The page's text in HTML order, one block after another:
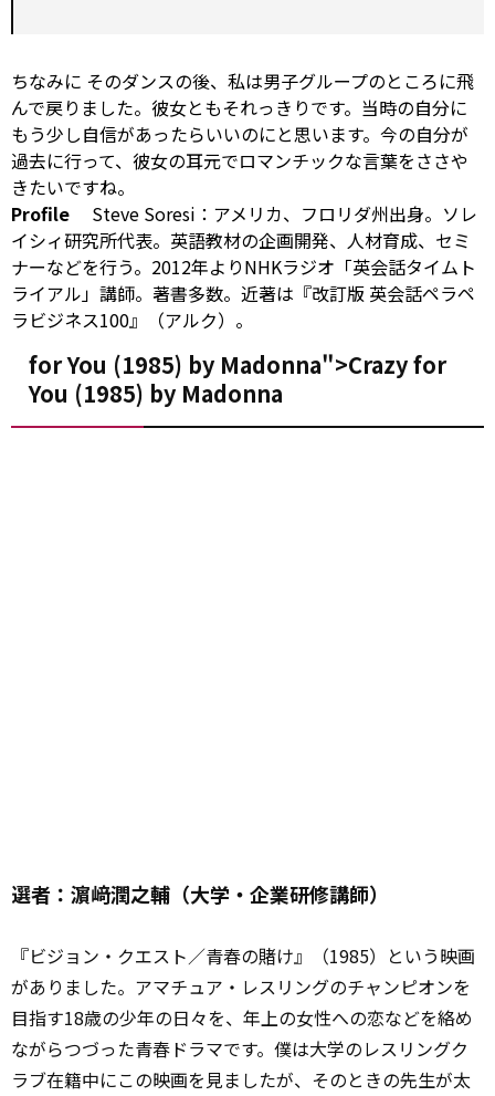
ちなみに そのダンスの後、私は男子グループのところに飛
んで戻りました。彼女ともそれっきりです。当時の自分に
もう少し自信があったらいいのにと思います。今の自分が
過去に行って、彼女の耳元でロマンチックな言葉をささや
きたいですね。
Profile
Steve Soresi：アメリカ、フロリダ州出身。ソレ
イシィ研究所代表。英語教材の企画開発、人材育成、セミ
ナーなどを行う。2012年よりNHKラジオ「英会話タイムト
ライアル」講師。著書多数。近著は『改訂版 英会話ペラペ
ラビジネス100』（アルク）。
for You (1985) by Madonna">Crazyfor
You (1985) by Madonna
選者：濵﨑潤之輔（大学・企業研修講師）
『ビジョン・クエスト／青春の賭け』（1985）という映画
がありました。アマチュア・レスリングのチャンピオンを
目指す18歳の少年の日々を、年上の女性への恋などを絡め
ながらつづった青春ドラマです。僕は大学のレスリングク
ラブ在籍中にこの映画を見ましたが、そのときの先生が太